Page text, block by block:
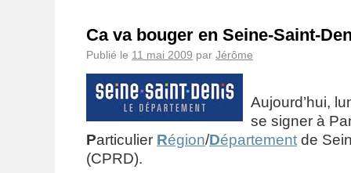
Ca va bouger en Seine-Saint-
Publié le 11 mai 2009 par Jérôme
Aujourd’hui,
se signer à
Particulier Région/Département de
(CPRD).